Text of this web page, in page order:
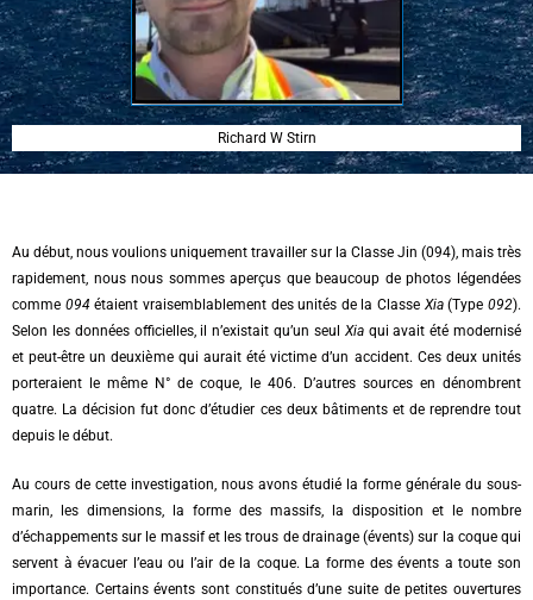
Richard W Stirn
Au début, nous voulions uniquement travailler sur la Classe Jin (094), mais très
rapidement, nous nous sommes aperçus que beaucoup de photos légendées
comme 094 étaient vraisemblablement des unités de la Classe Xia(Type092).
Selon les données officielles, il n’existait qu’un seul Xiaqui avait été modernisé
et peut-être un deuxième qui aurait été victime d’un accident. Ces deux unités
porteraient le même N° de coque, le 406. D’autres sources en dénombrent
quatre. La décision fut donc d’étudier ces deux bâtiments et de reprendre tout
depuis le début.
Au cours de cette investigation, nous avons étudié la forme générale du sous-
marin, les dimensions, la forme des massifs, la disposition et le nombre
d’échappements sur le massif et les trous de drainage (évents) sur la coque qui
servent à évacuer l’eau ou l’air de la coque. La forme des évents a toute son
importance. Certains évents sont constitués d’une suite de petites ouvertures